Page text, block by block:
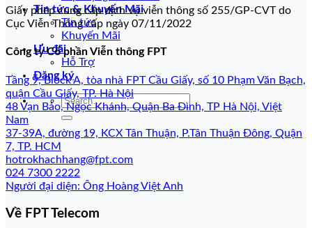
Tin tức & Khuyến Mãi
Tin tức
Khuyến Mãi
Ưu đãi
Hỗ Trợ
Đăng ký
Giấy phép cung cấp dịch vụ viễn thông số 255/GP-CVT do
Cục Viễn Thông cấp ngày 07/11/2022
Công ty Cổ phần Viễn thông FPT
Tầng 9, Block A, tòa nhà FPT Cầu Giấy, số 10 Phạm Văn Bạch,
quận Cầu Giấy, TP. Hà Nội
48 Vạn Bảo, Ngọc Khánh, Quận Ba Đình, TP Hà Nội, Việt
Nam
37-39A, đường 19, KCX Tân Thuận, P.Tân Thuận Đông, Quận
7, TP. HCM
hotrokhachhang@fpt.com
024 7300 2222
Người đại diện: Ông Hoàng Việt Anh
Về FPT Telecom